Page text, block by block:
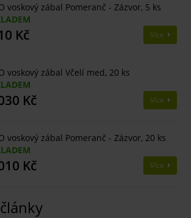
voskový zábal Pomeranč - Zázvor, 5 ks
Kč Více
voskový zábal Včelí med, 20 ks
Kč Více
voskový zábal Pomeranč - Zázvor, 20 ks
Kč Více